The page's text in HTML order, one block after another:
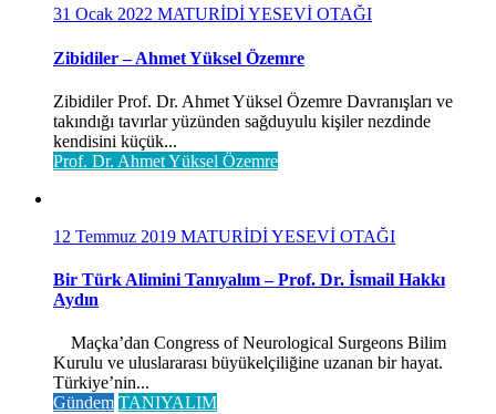
31 Ocak 2022 MATURİDİ YESEVİ OTAĞI
Zibidiler – Ahmet Yüksel Özemre
Zibidiler Prof. Dr. Ahmet Yüksel Özemre Davranışları ve
takındığı tavırlar yüzünden sağduyulu kişiler nezdinde
kendisini küçük...
Prof. Dr. Ahmet Yüksel Özemre
12 Temmuz 2019 MATURİDİ YESEVİ OTAĞI
Bir Türk Alimini Tanıyalım – Prof. Dr. İsmail Hakkı
Aydın
Maçka’dan Congress of Neurological Surgeons Bilim
Kurulu ve uluslararası büyükelçiliğine uzanan bir hayat.
Türkiye’nin...
Gündem TANIYALIM